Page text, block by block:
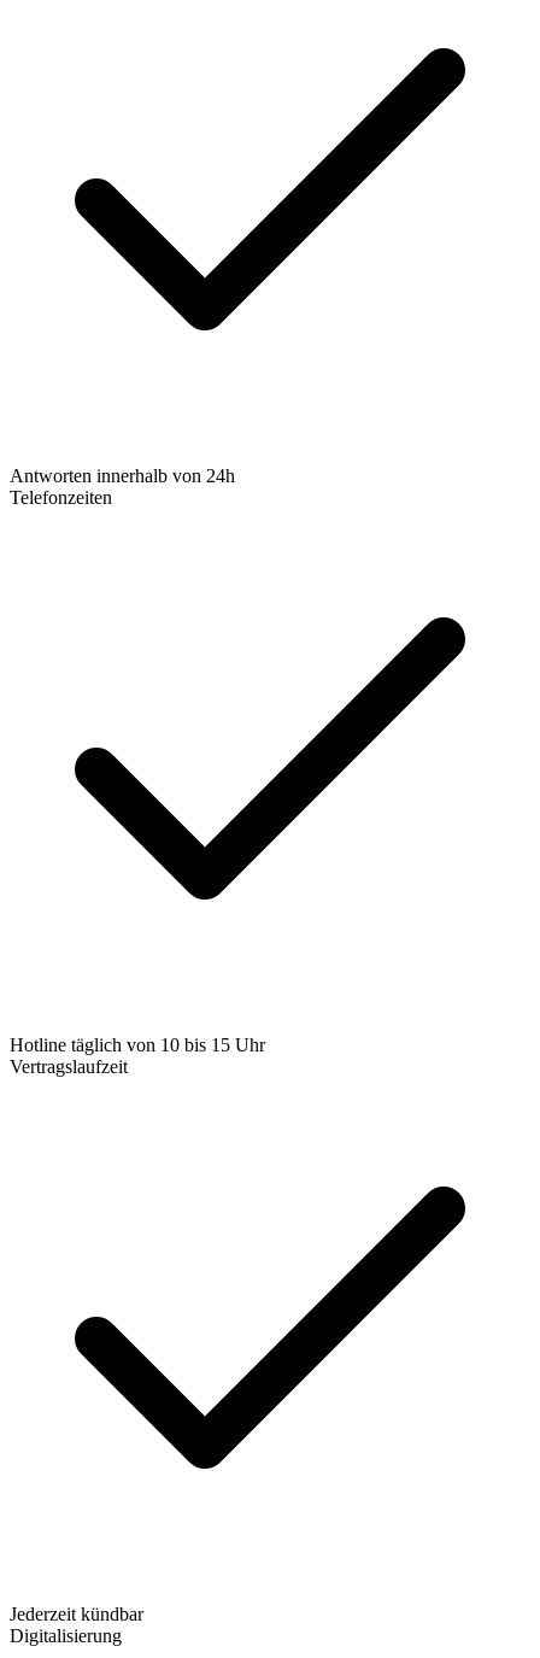
Antworten innerhalb von 24h
Telefonzeiten
Hotline täglich von 10 bis 15 Uhr
Vertragslaufzeit
Jederzeit kündbar
Digitalisierung